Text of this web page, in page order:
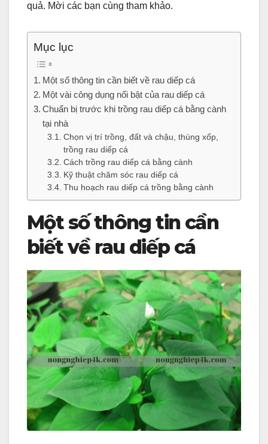
quả. Mời các bạn cùng tham khảo.
Mục lục
Một số thông tin cần biết về rau diếp cá
Một vài công dụng nổi bật của rau diếp cá
Chuẩn bị trước khi trồng rau diếp cá bằng cành
tại nhà
Chọn vị trí trồng, đất và chậu, thùng xốp,
trồng rau diếp cá
Cách trồng rau diếp cá bằng cành
Kỹ thuật chăm sóc rau diếp cá
Thu hoạch rau diếp cá trồng bằng cành
Một số thông tin cần
biết về rau diếp cá